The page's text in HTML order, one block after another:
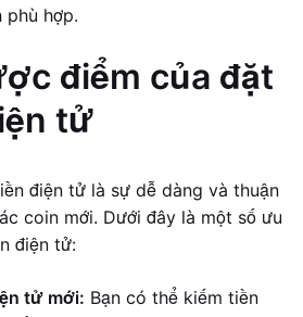
phù hợp.
điểm của đặt
tử
điện tử là sự dễ dàng và thuận
coin mới. Dưới đây là một số ưu
điện tử:
tử mới: Bạn có thể kiếm tiền